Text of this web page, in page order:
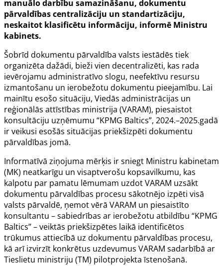
manuālo darbību samazināšanu, dokumentu
pārvaldības centralizāciju un standartizāciju,
neskaitot klasificētu informāciju, informē Ministru
kabinets.
Šobrīd dokumentu pārvaldība valsts iestādēs tiek
organizēta dažādi, bieži vien decentralizēti, kas rada
ievērojamu administratīvo slogu, neefektīvu resursu
izmantošanu un ierobežotu dokumentu pieejamību. Lai
mainītu esošo situāciju, Viedās administrācijas un
reģionālās attīstības ministrija (VARAM), piesaistot
konsultāciju uzņēmumu “KPMG Baltics”, 2024.–2025.gadā
ir veikusi esošās situācijas priekšizpēti dokumentu
pārvaldības jomā.
Informatīvā ziņojuma mērķis ir sniegt Ministru kabinetam
(MK) neatkarīgu un visaptverošu kopsavilkumu, kas
kalpotu par pamatu lēmumam uzdot VARAM uzsākt
dokumentu pārvaldības procesu sākotnējo izpēti visā
valsts pārvaldē, ņemot vērā VARAM un piesaistīto
konsultantu – sabiedrības ar ierobežotu atbildību “KPMG
Baltics” – veiktās priekšizpētes laikā identificētos
trūkumus attiecībā uz dokumentu pārvaldības procesu,
kā arī izvirzīt konkrētus uzdevumus VARAM sadarbībā ar
Tieslietu ministriju (TM) pilotprojekta īstenošanā.